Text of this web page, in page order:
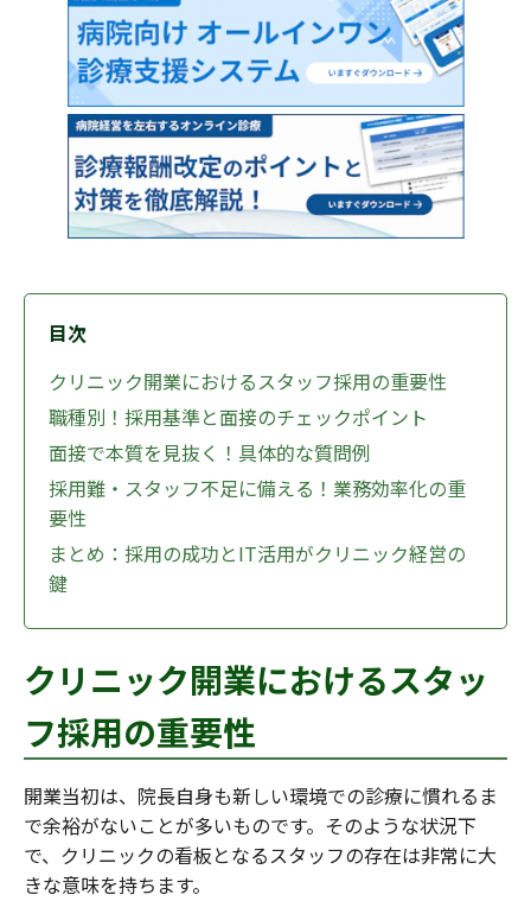
目次
クリニック開業におけるスタッフ採用の重要性
職種別！採用基準と面接のチェックポイント
面接で本質を見抜く！具体的な質問例
採用難・スタッフ不足に備える！業務効率化の重
要性
まとめ：採用の成功とIT活用がクリニック経営の
鍵
クリニック開業におけるスタッ
フ採用の重要性
開業当初は、院長自身も新しい環境での診療に慣れるま
で余裕がないことが多いものです。そのような状況下
で、クリニックの看板となるスタッフの存在は非常に大
きな意味を持ちます。